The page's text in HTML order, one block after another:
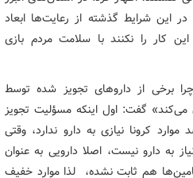
این شرایط گذشته از رعایت‌ها ابعاد
کار را نکنند با سلامت مردم بازی
برخی از داروهای تجویز شده توسط
گفت: اول اینکه مسؤلیت تجویز
پزشک است، 80 درصد موارد کرونا نیازی به دارو ندارد، وقتی
به دارو نیست، اصلا دارویی به عنوان
هم ثابت نشده، لذا موارد خفیف